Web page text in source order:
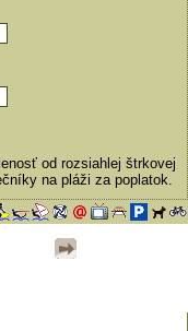
od rozsiahlej štrkovej
na pláži za poplatok.